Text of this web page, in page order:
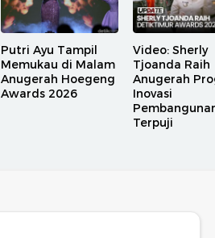
Putri Ayu Tampil
Memukau di Malam
Anugerah Hoegeng
Awards 2026
Video: Sherly
Tjoanda Raih
Anugerah
Inovasi
Terpuji